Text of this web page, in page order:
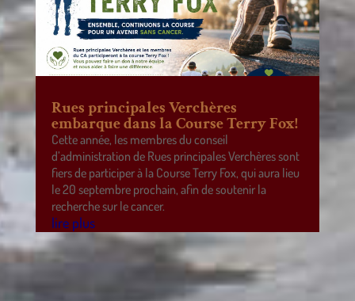
Rues principales Verchères
embarque dans la Course Terry Fox!
Cette année, les membres du conseil
d’administration de Rues principales Verchères sont
fiers de participer à la Course Terry Fox, qui aura lieu
le 20 septembre prochain, afin de soutenir la
recherche sur le cancer.
lire plus